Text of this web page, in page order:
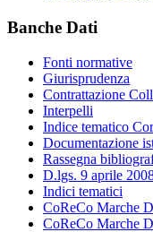
Banche Dati
Fonti normative
Giurisprudenza
Contrattazione
Interpelli
Indice tematico
Documentazione
Rassegna
D.lgs. 9 aprile
Indici tematici
CoReCo Marche
CoReCo Marche